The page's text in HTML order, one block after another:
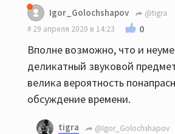
Igor_Golochshapov
@tigra
29 апреля 2020 в 14:23
0
Вполне возможно, что и
деликатный звуковой
велика вероятность
обсуждение времени.
tigra
@Igor_Golochshapov